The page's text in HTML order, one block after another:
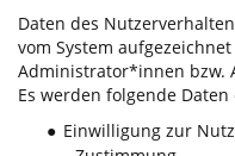
Daten des
vom System
Administrator*innen bzw.
Es werden folgende
● Einwilligung zur